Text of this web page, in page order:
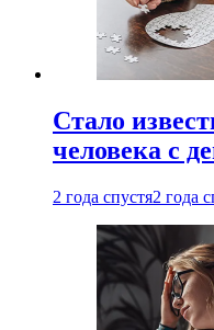
Стало
человека с
2 года спустя2 года